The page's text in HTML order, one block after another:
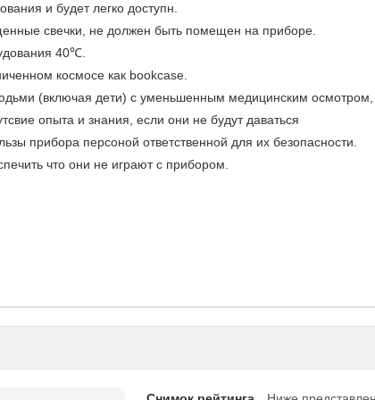
и будет легко доступн.
свечки, не должен быть помещен на приборе.
40℃.
космосе как bookcase.
(включая дети) с уменьшенным медицинским осмотром,
опыта и знания, если они не будут даваться
прибора персоной ответственной для их безопасности.
что они не играют с прибором.